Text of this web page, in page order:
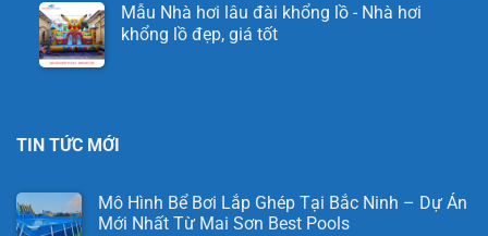
Mẫu Nhà hơi lâu đài khổng lồ - Nhà hơi
khổng lồ đẹp, giá tốt
TIN TỨC MỚI
Mô Hình Bể Bơi Lắp Ghép Tại Bắc Ninh – Dự Án
Mới Nhất Từ Mai Sơn Best Pools